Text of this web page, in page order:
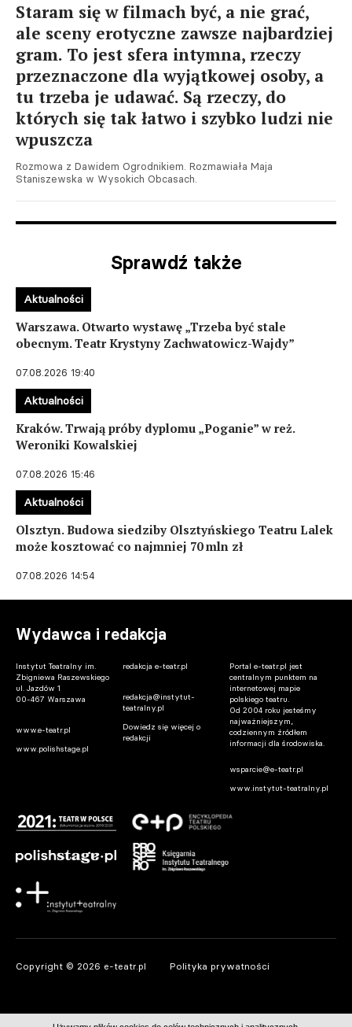
Staram się w filmach być, a nie grać,
ale sceny erotyczne zawsze najbardziej
gram. To jest sfera intymna, rzeczy
przeznaczone dla wyjątkowej osoby, a
tu trzeba je udawać. Są rzeczy, do
których się tak łatwo i szybko ludzi nie
wpuszcza
Rozmowa z Dawidem Ogrodnikiem. Rozmawiała Maja
Staniszewska w Wysokich Obcasach.
Sprawdź także
Warszawa. Otwarto wystawę „Trzeba być stale
obecnym. Teatr Krystyny Zachwatowicz-Wajdy”
07.08.2026 19:40
Aktualności
Kraków. Trwają próby dyplomu „Poganie” w reż.
Weroniki Kowalskiej
07.08.2026 15:46
Aktualności
Olsztyn. Budowa siedziby Olsztyńskiego Teatru Lalek
może kosztować co najmniej 70 mln zł
07.08.2026 14:54
Aktualności
Wydawca i redakcja
Instytut Teatralny im.
Zbigniewa Raszewskiego
ul. Jazdów 1
00-467 Warszawa
www.e-teatr.pl
www.polishstage.pl
redakcja e-teatr.pl
redakcja@instytut-
teatralny.pl
Dowiedz się więcej o
redakcji
Portal e-teatr.pl jest
centralnym punktem na
internetowej mapie
polskiego teatru.
Od 2004 roku jesteśmy
najważniejszym,
codziennym źródłem
informacji dla środowiska.
wsparcie@e-teatr.pl
www.instytut-teatralny.pl
Copyright © 2026 e-teatr.pl Polityka prywatności